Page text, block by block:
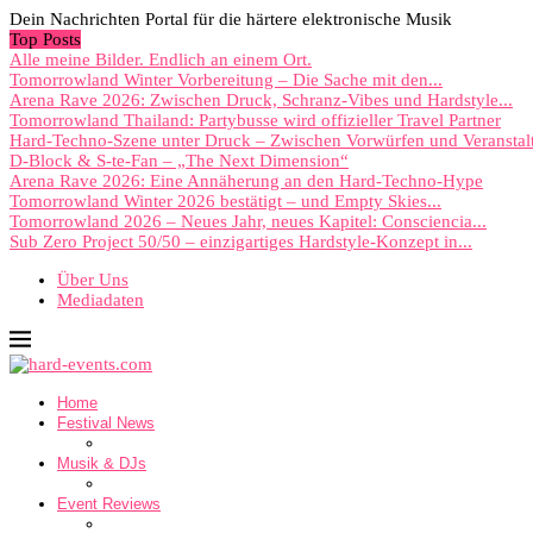
Dein Nachrichten Portal für die härtere elektronische Musik
Top Posts
Alle meine Bilder. Endlich an einem Ort.
Tomorrowland Winter Vorbereitung – Die Sache mit den...
Arena Rave 2026: Zwischen Druck, Schranz-Vibes und Hardstyle...
Tomorrowland Thailand: Partybusse wird offizieller Travel Partner
Hard-Techno-Szene unter Druck – Zwischen Vorwürfen und
D-Block & S-te-Fan – „The Next Dimension“
Arena Rave 2026: Eine Annäherung an den Hard-Techno-Hype
Tomorrowland Winter 2026 bestätigt – und Empty Skies...
Tomorrowland 2026 – Neues Jahr, neues Kapitel: Consciencia...
Sub Zero Project 50/50 – einzigartiges Hardstyle-Konzept in...
Über Uns
Mediadaten
Home
Festival News
Musik & DJs
Event Reviews